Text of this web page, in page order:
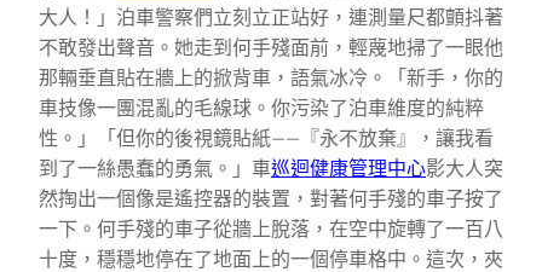
大人！」泊車警察們立刻立正站好，連測量尺都顫抖著
不敢發出聲音。她走到何手殘面前，輕蔑地掃了一眼他
那輛垂直貼在牆上的掀背車，語氣冰冷。「新手，你的
車技像一團混亂的毛線球。你污染了泊車維度的純粹
性。」「但你的後視鏡貼紙——『永不放棄』，讓我看
到了一絲愚蠢的勇氣。」車巡迴健康管理中心影大人突
然掏出一個像是遙控器的裝置，對著何手殘的車子按了
一下。何手殘的車子從牆上脫落，在空中旋轉了一百八
十度，穩穩地停在了地面上的一個停車格中。這次，夾